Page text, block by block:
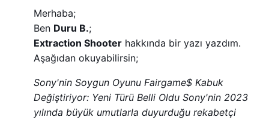
Merhaba;
Ben Duru B.;
Extraction Shooter hakkında bir yazı yazdım.
Aşağıdan okuyabilirsin;
Sony'nin Soygun Oyunu Fairgame$ Kabuk
Değiştiriyor: Yeni Türü Belli Oldu Sony'nin 2023
yılında büyük umutlarla duyurduğu rekabetçi